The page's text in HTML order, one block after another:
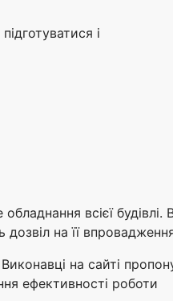
і
всієї будівлі.
на її
на сайті
ефективності роботи